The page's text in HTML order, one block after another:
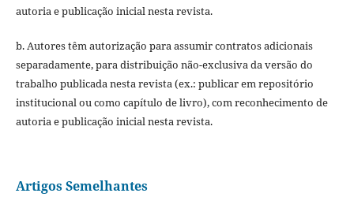
autoria e publicação inicial nesta revista.
b. Autores têm autorização para assumir contratos adicionais
separadamente, para distribuição não-exclusiva da versão do
trabalho publicada nesta revista (ex.: publicar em repositório
institucional ou como capítulo de livro), com reconhecimento de
autoria e publicação inicial nesta revista.
Artigos Semelhantes